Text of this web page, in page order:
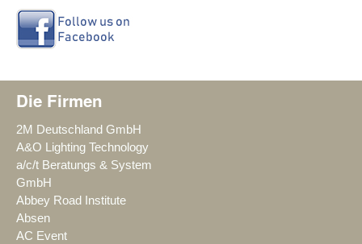
Die Firmen
2M Deutschland GmbH
A&O Lighting Technology
a/c/t Beratungs & System
GmbH
Abbey Road Institute
Absen
AC Event